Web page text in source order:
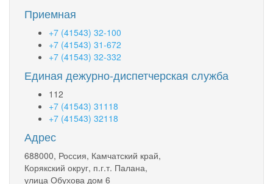
Приемная
+7 (41543) 32-100
+7 (41543) 31-672
+7 (41543) 32-332
Единая дежурно-диспетчерская служба
112
+7 (41543) 31118
+7 (41543) 32118
Адрес
688000, Россия, Камчатский край,
Корякский округ, п.г.т. Палана,
улица Обухова дом 6